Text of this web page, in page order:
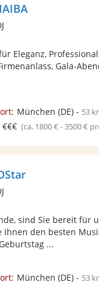
Eleganz,
Gala-
München (DE)- 53
€€€ (ca. 1800 € - 3500 €
sind Sie bereit für
Ihnen den besten
...
München (DE)- 53